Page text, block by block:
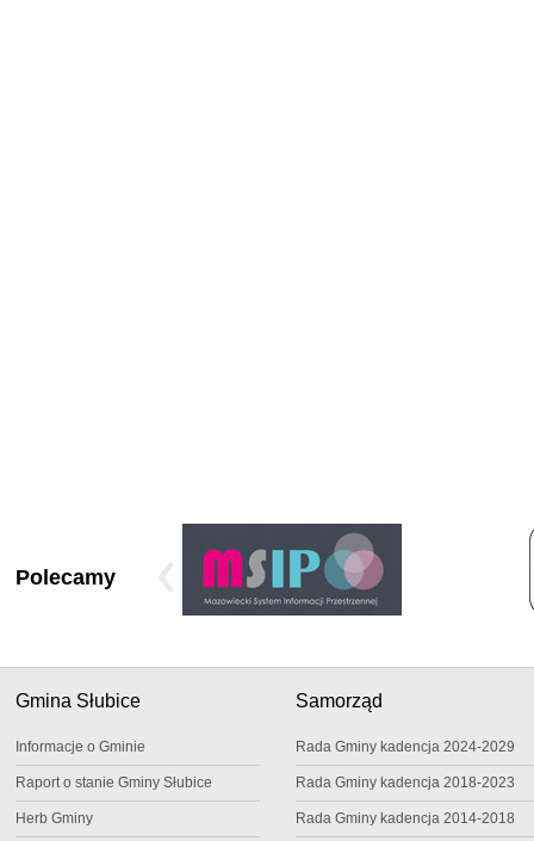
Polecamy
Gmina Słubice
Informacje o Gminie
Raport o stanie Gminy Słubice
Herb Gminy
Samorząd
Rada Gminy kadencja 2024-2029
Rada Gminy kadencja 2018-2023
Rada Gminy kadencja 2014-2018